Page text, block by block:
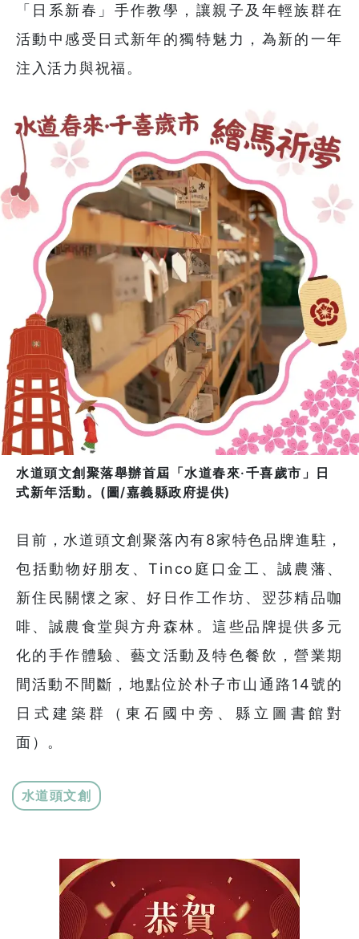
「日系新春」手作教學，讓親子及年輕族群在
活動中感受日式新年的獨特魅力，為新的一年
注入活力與祝福。
水道頭文創聚落舉辦首屆「水道春來·千喜歲市」日
式新年活動。(圖/嘉義縣政府提供)
目前，水道頭文創聚落內有8家特色品牌進駐，
包括動物好朋友、Tinco庭口金工、誠農藩、
新住民關懷之家、好日作工作坊、翌莎精品咖
啡、誠農食堂與方舟森林。這些品牌提供多元
化的手作體驗、藝文活動及特色餐飲，營業期
間活動不間斷，地點位於朴子市山通路14號的
日式建築群（東石國中旁、縣立圖書館對
面）。
水道頭文創